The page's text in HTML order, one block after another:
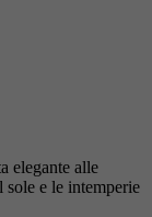
elegante alle
sole e le intemperie